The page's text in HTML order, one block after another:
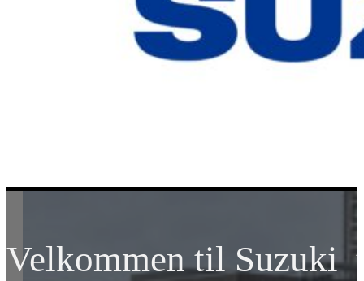
Velkommen til Suzuki